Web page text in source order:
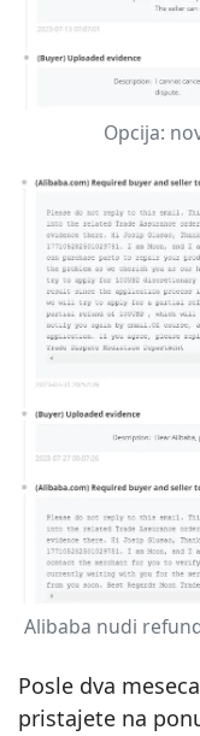
Opcija:
Alibaba nudi
Posle dva
pristajete na